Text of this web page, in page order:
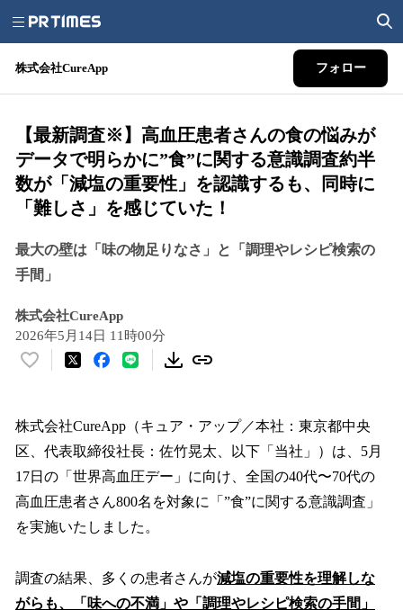
株式会社CureApp フォロー
【最新調査※】高血圧患者さんの食の悩みが
データで明らかに”食”に関する意識調査約半
数が「減塩の重要性」を認識するも、同時に
「難しさ」を感じていた！
最大の壁は「味の物足りなさ」と「調理やレシピ検索の
手間」
株式会社CureApp
2026年5月14日 11時00分
い
！
を
読
み
込
み
で
す
株式会社CureApp（キュア・アップ／本社：東京都中央
区、代表取締役社長：佐竹晃太、以下「当社」）は、5月
17日の「世界高血圧デー」に向け、全国の40代〜70代の
高血圧患者さん800名を対象に「”食”に関する意識調査」
を実施いたしました。
調査の結果、多くの患者さんが減塩の重要性を理解しな
がらも、「味への不満」や「調理やレシピ検索の手間」